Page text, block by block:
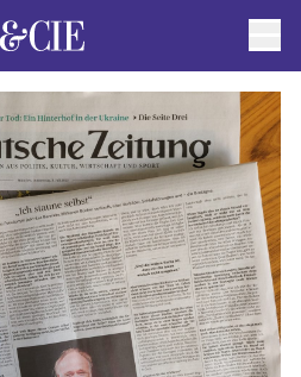
AUTOR*INNEN
AKTUELLE TITEL
FILMRECHTE
ANFRAGEN / IMPRESSUM